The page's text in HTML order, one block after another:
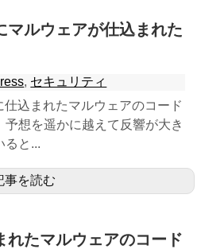
ルウェアが仕込まれた
, セキュリティ
込まれたマルウェアのコード
想を遥かに越えて反響が大き
ると...
事を読む
たマルウェアのコード